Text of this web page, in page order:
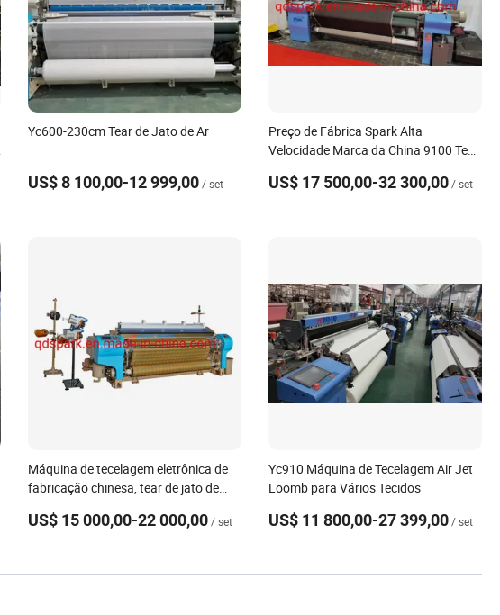
Yc600-230cm Tear de Jato de Ar
US$ 8 100,00-12 999,00 / set
Preço de Fábrica Spark Alta
Velocidade Marca da China 9100 Tear
Eletrônico para Tecelagem de Tecido
US$ 17 500,00-32 300,00/ set
Máquina de tecelagem eletrônica de
fabricação chinesa, tear de jato de
US$ 15 000,00-22 000,00 / set
Yc910 Máquina de Tecelagem Air Jet
Loomb para Vários Tecidos
US$ 11 800,00-27 399,00/ set